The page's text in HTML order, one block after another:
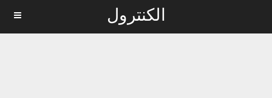
الكنترول MENU